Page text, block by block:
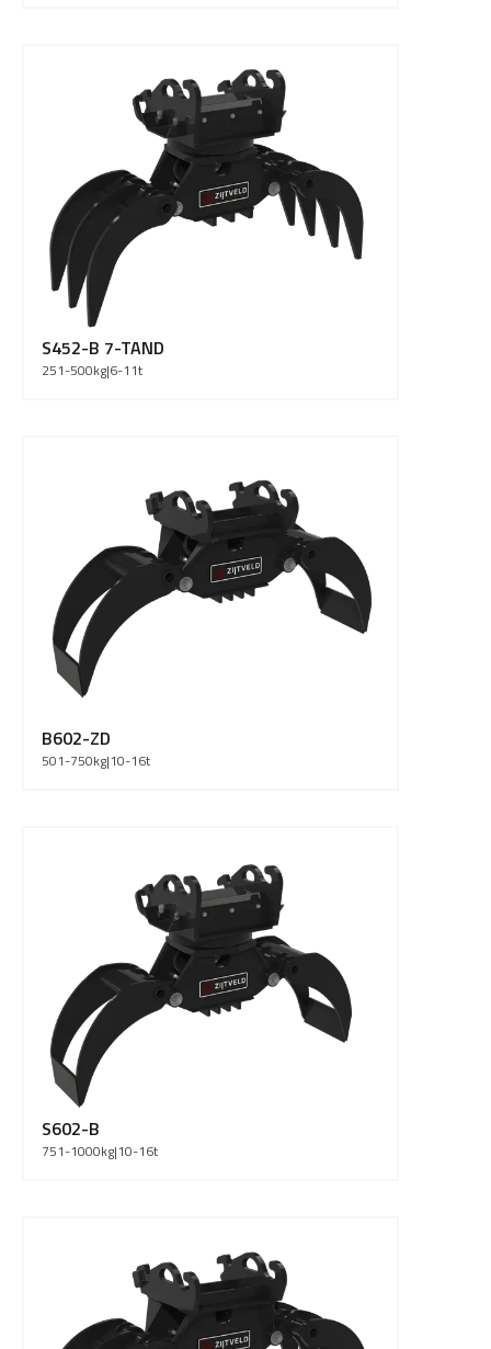
S452-B 7-TAND
251-500kg|6-11t
B602-ZD
501-750kg|10-16t
S602-B
751-1000kg|10-16t